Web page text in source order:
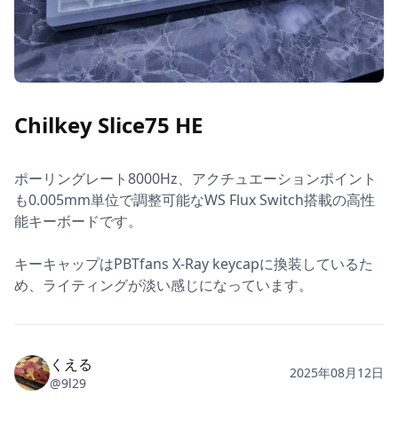
Chilkey Slice75 HE
ポーリングレート8000Hz、アクチュエーションポイント
も0.005mm単位で調整可能なWS Flux Switch搭載の高性
能キーボードです。
キーキャップはPBTfans X-Ray keycapに換装しているた
め、ライティングが淡い感じになっています。
くえる
@9l29
2025年08月12日